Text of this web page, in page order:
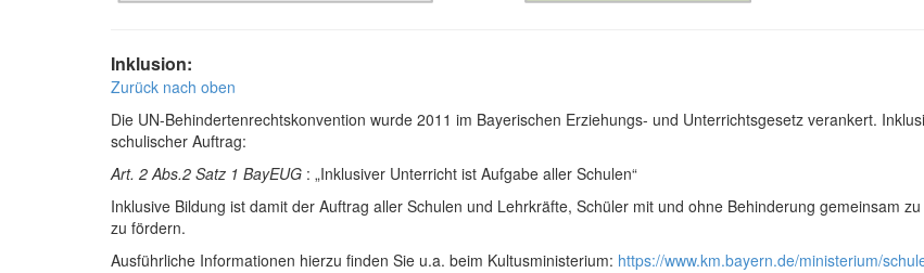
Inklusion:
Zurück nach oben
Die UN-Behindertenrechtskonvention wurde 2011 im Bayerischen Erziehungs- und Unterrichtsgesetz verankert.
schulischer Auftrag:
Art. 2 Abs.2 Satz 1 BayEUG : „Inklusiver Unterricht ist Aufgabe aller Schulen“
Inklusive Bildung ist damit der Auftrag aller Schulen und Lehrkräfte, Schüler mit und ohne Behinderung gemeinsam
zu fördern.
Ausführliche Informationen hierzu finden Sie u.a. beim Kultusministerium: https://www.km.bayern.de/ministerium/